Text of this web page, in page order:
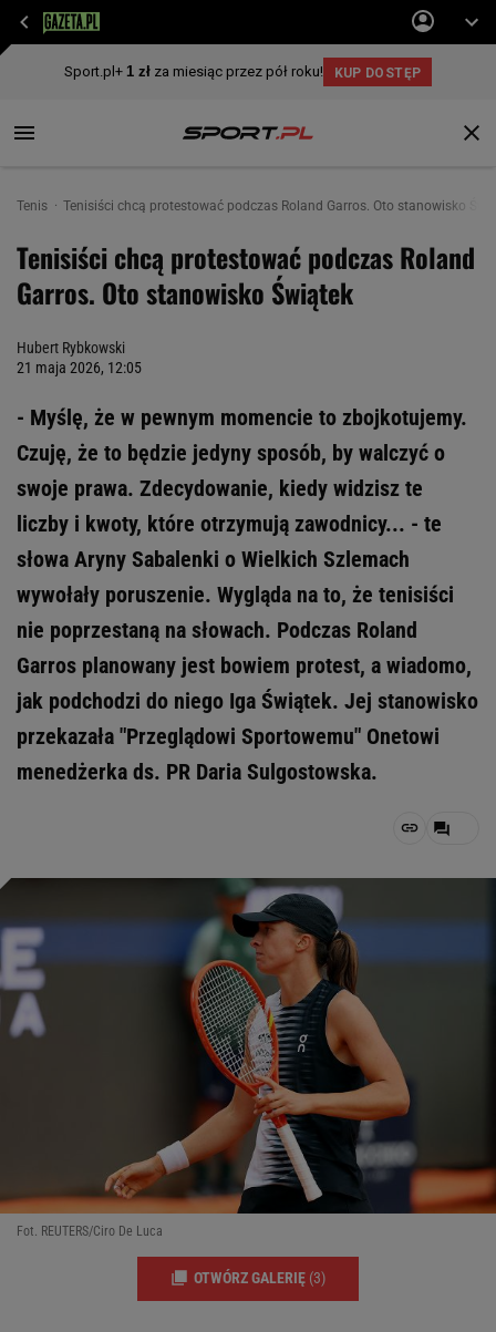
Tenis Tenisiści chcą protestować podczas Roland Garros. Oto stanowisko
Tenisiści chcą protestować podczas Roland
Garros. Oto stanowisko Świątek
Hubert Rybkowski
21 maja 2026, 12:05
- Myślę, że w pewnym momencie to zbojkotujemy.
Czuję, że to będzie jedyny sposób, by walczyć o
swoje prawa. Zdecydowanie, kiedy widzisz te
liczby i kwoty, które otrzymują zawodnicy... - te
słowa Aryny Sabalenki o Wielkich Szlemach
wywołały poruszenie. Wygląda na to, że tenisiści
nie poprzestaną na słowach. Podczas Roland
Garros planowany jest bowiem protest, a wiadomo,
jak podchodzi do niego Iga Świątek. Jej stanowisko
przekazała "Przeglądowi Sportowemu" Onetowi
menedżerka ds. PR Daria Sulgostowska.
Fot. REUTERS/Ciro De Luca
OTWÓRZ GALERIĘ (3)